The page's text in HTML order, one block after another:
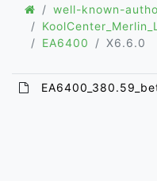
well-known-
EA6400
X6.6.0